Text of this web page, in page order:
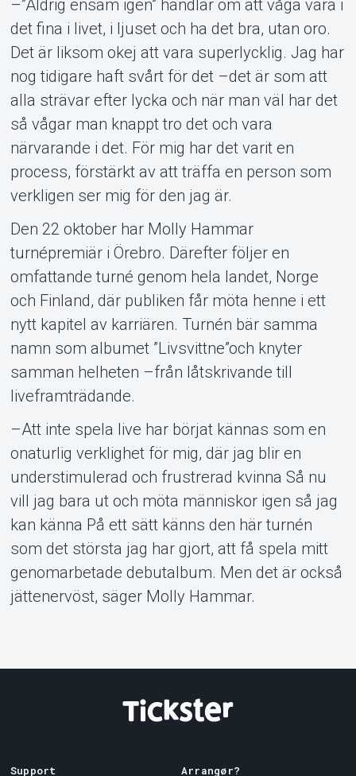
–”Aldrig ensam igen” handlar om att våga vara i
det fina i livet, i ljuset och ha det bra, utan oro.
Det är liksom okej att vara superlycklig. Jag har
nog tidigare haft svårt för det –det är som att
alla strävar efter lycka och när man väl har det
så vågar man knappt tro det och vara
närvarande i det. För mig har det varit en
process, förstärkt av att träffa en person som
verkligen ser mig för den jag är.
Den 22 oktober har Molly Hammar
turnépremiär i Örebro. Därefter följer en
omfattande turné genom hela landet, Norge
och Finland, där publiken får möta henne i ett
nytt kapitel av karriären. Turnén bär samma
namn som albumet ”Livsvittne”och knyter
samman helheten –från låtskrivande till
liveframträdande.
–Att inte spela live har börjat kännas som en
onaturlig verklighet för mig, där jag blir en
understimulerad och frustrerad kvinna Så nu
vill jag bara ut och möta människor igen så jag
kan känna På ett sätt känns den här turnén
som det största jag har gjort, att få spela mitt
genomarbetade debutalbum. Men det är också
jättenervöst, säger Molly Hammar.
Support Arrangør?